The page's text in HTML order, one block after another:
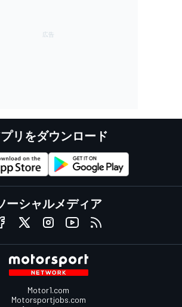
リをダウンロード
ーシャルメディア
Motor1.com
Motorsportjobs.com